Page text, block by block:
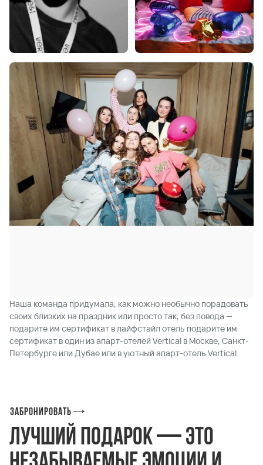
Наша команда придумала, как можно необычно порадовать
своих близких на праздник или просто так, без повода —
подарите им сертификат в лайфстайл отель подарите им
сертификат в один из апарт-отелей Vertical в Москве, Санкт-
Петербурге или Дубае или в уютный апарт-отель Vertical.
Забронировать
Лучший подарок — это